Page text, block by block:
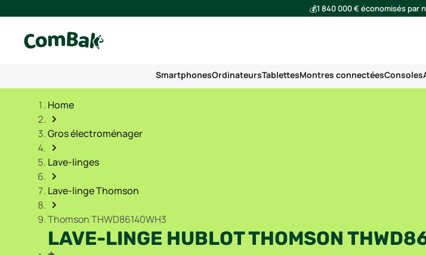
💰1 840 000 € économisés par
SmartphonesOrdinateursTablettesMontres connectéesConsoles
Home
Gros électroménager
Lave-linges
Lave-linge Thomson
Thomson THWD86140WH3
LAVE-LINGE HUBLOT THOMSON